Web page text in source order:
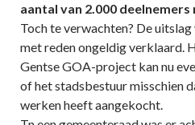
aantal van 2.000
Toch te verwachten? De
met reden ongeldig verklaard.
Gentse GOA-project kan nu
of het stadsbestuur misschien
werken heeft aangekocht.